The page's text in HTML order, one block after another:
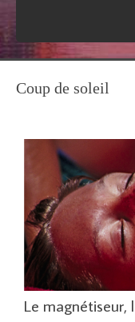
Coup de soleil